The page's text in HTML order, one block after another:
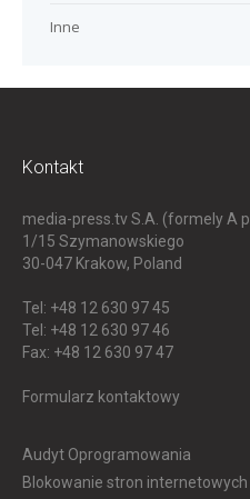
Inne
Kontakt
media-press.tv S.A. (formely A
1/15 Szymanowskiego
30-047 Krakow, Poland
Tel: +48 12 630 97 45
Tel: +48 12 630 97 46
Fax: +48 12 630 97 47
Formularz kontaktowy
Audyt Oprogramowania
Blokowanie stron internetowych